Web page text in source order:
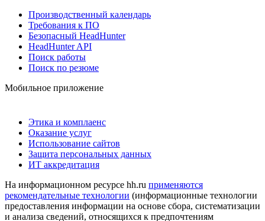
Производственный календарь
Требования к ПО
Безопасный HeadHunter
HeadHunter API
Поиск работы
Поиск по резюме
Мобильное приложение
Этика и комплаенс
Оказание услуг
Использование сайтов
Защита персональных данных
ИТ аккредитация
На информационном ресурсе hh.ru применяются
рекомендательные технологии (информационные технологии
предоставления информации на основе сбора, систематизации
и анализа сведений, относящихся к предпочтениям